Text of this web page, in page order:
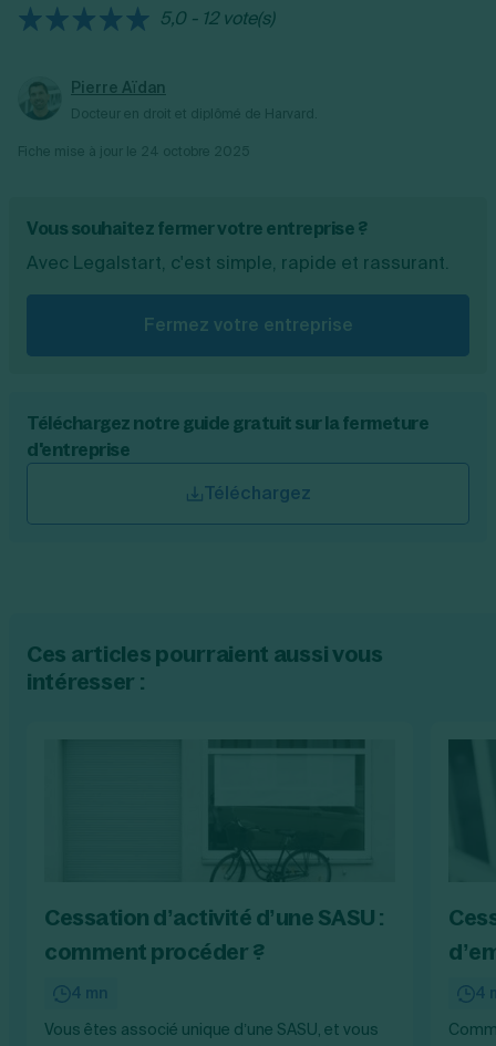
5,0 - 12 vote(s)
Pierre Aïdan
Vous souhaitez fermer votre entreprise ?
Avec Legalstart, c'est simple, rapide et rassurant.
Fermez votre entreprise
Téléchargez notre guide gratuit sur la fermeture
d'entreprise
Téléchargez
Ces articles pourraient aussi vous
intéresser :
Cessation d’activité d’une SASU :
comment procéder ?
4 mn
Vous êtes associé unique d’une SASU, et vous
4